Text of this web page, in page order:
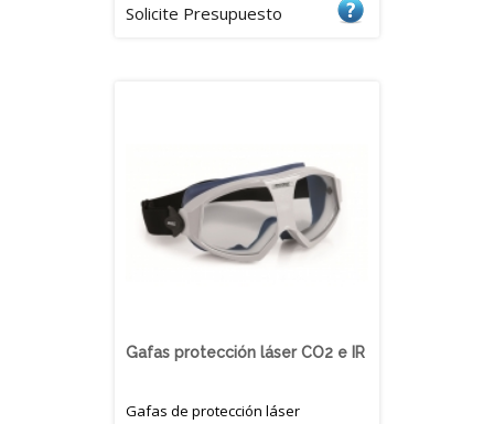
Solicite Presupuesto
Gafas protección láser CO2 e IR
Gafas de protección láser